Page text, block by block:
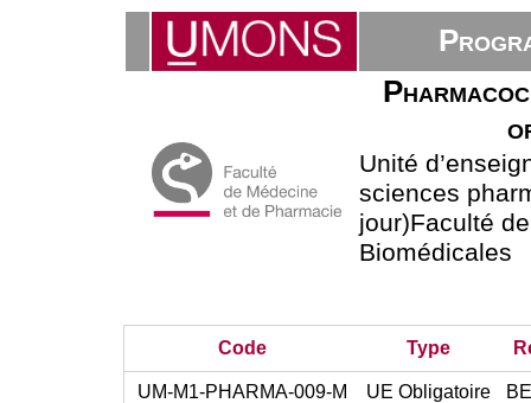
Unité
sciences
jour)Faculté
Biomédicales
Code Type
UM-M1-PHARMA-009-M UE Obligatoire